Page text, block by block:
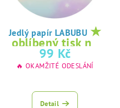
Jedlý papír LABUBU ★
oblíbený tisk na
jedlý papír
99 Kč
🔥 OKAMŽITÉ ODESLÁNÍ
Detail